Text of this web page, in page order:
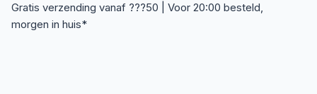
Gratis verzending vanaf ???50 | Voor 20:00 besteld,
morgen in huis*